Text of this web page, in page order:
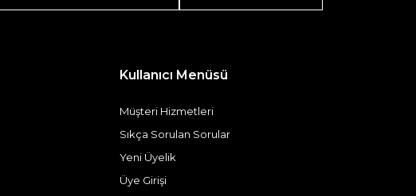
Kullanıcı Menüsü
Müşteri Hizmetleri
Sıkça Sorulan Sorular
Yeni Üyelik
Üye Girişi